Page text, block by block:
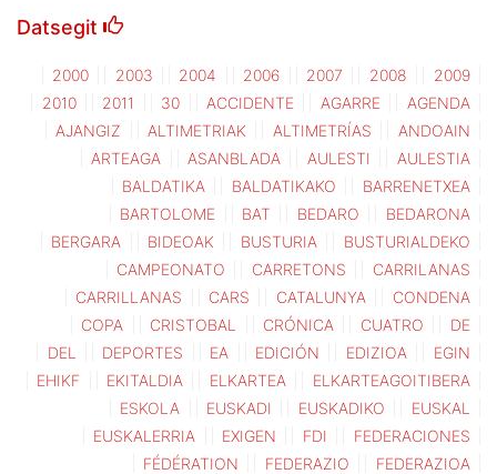
Datsegit
2000 2003 2004 2006 2007 2008
2009
2010
2011 30 ACCIDENTE AGARRE
AGENDA
AJANGIZ
ALTIMETRIAK ALTIMETRÍAS
ANDOAIN
ARTEAGA
ASANBLADA AULESTI
AULESTIA
BALDATIKA
BALDATIKAKO
BARRENETXEA
BARTOLOME
BAT BEDARO
BEDARONA
BERGARA
BIDEOAK BUSTURIA
BUSTURIALDEKO
CAMPEONATO
CARRETONS
CARRILANAS
CARRILLANAS
CARS CATALUNYA
CONDENA
COPA
CRISTOBAL CRÓNICA CUATRO
DE
DEL
DEPORTES EA EDICIÓN EDIZIOA
EGIN
EHIKF
EKITALDIA ELKARTEA
ELKARTEAGOITIBERA
ESKOLA
EUSKADI EUSKADIKO
EUSKAL
EUSKALERRIA
EXIGEN FDI
FEDERACIONES
FÉDÉRATION
FEDERAZIO
FEDERAZIOA